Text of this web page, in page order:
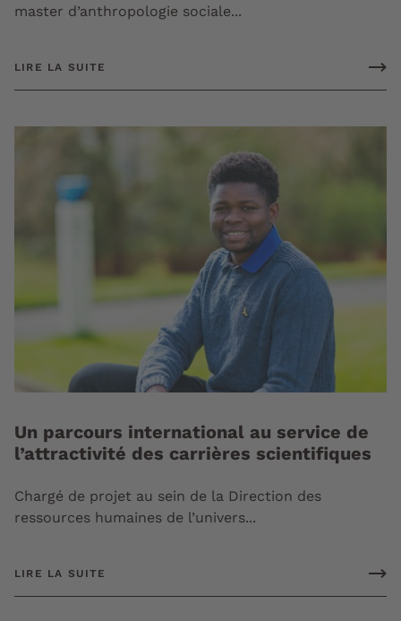
master d’anthropologie sociale...
LIRE LA SUITE
Un parcours international au service de
l’attractivité des carrières scientifiques
Chargé de projet au sein de la Direction des
ressources humaines de l’univers...
LIRE LA SUITE